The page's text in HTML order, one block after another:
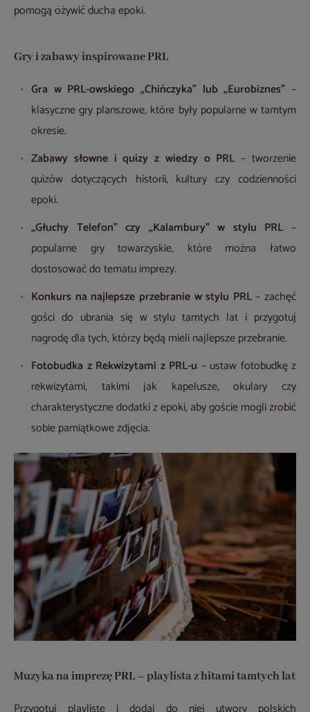
pomogą ożywić ducha epoki.
Gry i zabawy inspirowane PRL
Gra w PRL-owskiego „Chińczyka” lub „Eurobiznes” –
klasyczne gry planszowe, które były popularne w tamtym
okresie.
Zabawy słowne i quizy z wiedzy o PRL– tworzenie
quizów dotyczących historii, kultury czy codzienności
epoki.
„Głuchy Telefon” czy „Kalambury” w stylu PRL–
popularne gry towarzyskie, które można łatwo
dostosować do tematu imprezy.
Konkurs na najlepsze przebranie w stylu PRL– zachęć
gości do ubrania się w stylu tamtych lat i przygotuj
nagrodę dla tych, którzy będą mieli najlepsze przebranie.
Fotobudka z Rekwizytami z PRL-u – ustaw fotobudkę z
rekwizytami, takimi jak kapelusze, okulary czy
charakterystyczne dodatki z epoki, aby goście mogli zrobić
sobie pamiątkowe zdjęcia.
Muzyka na imprezę PRL – playlista z hitami tamtych lat